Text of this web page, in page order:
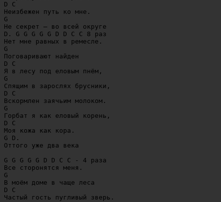
D C
Неизбежен путь ко мне.
G
Не секрет — во всей округе
D. G G G G G D D C C 8 раз
Нет мне равных в ремесле.
G
Поговаривают найден
D C
Я в лесу под еловым пнём,
G
Спящим в зарослях брусники,
D C
Вскормлен заячьим молоком.
G
Горбат я как еловый корень,
D C
Моя кожа как кора.
G D.
Оттого уже два века
G G G G G D D C C - 4 раза
Все сторонятся меня.
G
В моём доме в чаще леса
D C
Частый гость пугливый зверь.